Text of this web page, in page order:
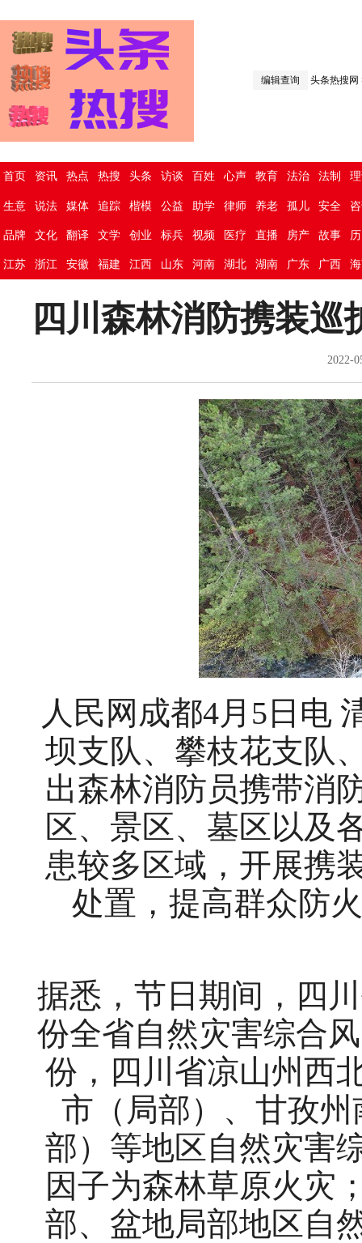
编辑查询 头条热搜网
首页 资讯 热点 热搜 头条 访谈 百姓 心声 教育 法治 法制
生意 说法 媒体 追踪 楷模 公益 助学 律师 养老 孤儿 安全
品牌 文化 翻译 文学 创业 标兵 视频 医疗 直播 房产 故事
江苏 浙江 安徽 福建 江西 山东 河南 湖北 湖南 广东 广西
四川森林消防携装巡
2022-
人民网成都4月5日电
坝支队、攀枝花支队
出森林消防员携带消
区、景区、墓区以及
患较多区域，开展携
处置，提高群众防
据悉，节日期间，四
份全省自然灾害综合
份，四川省凉山州西
市（局部）、甘孜
部）等地区自然灾害
因子为森林草原火灾
部、盆地局部地区自